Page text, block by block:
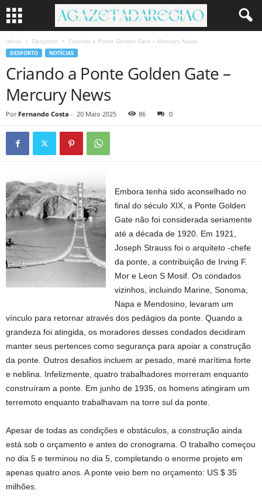
Início Desporto Criando a Ponte Golden Gate – Mercury News
DESPORTO NOTÍCIAS
Criando a Ponte Golden Gate –
Mercury News
Por Fernando Costa - 20 Maio 2025 86 0
Embora tenha sido aconselhado no
final do século XIX, a Ponte Golden
Gate não foi considerada seriamente
até a década de 1920. Em 1921,
Joseph Strauss foi o arquiteto -chefe
da ponte, a contribuição de Irving F.
Mor e Leon S Mosif. Os condados
vizinhos, incluindo Marine, Sonoma,
Napa e Mendosino, levaram um
vínculo para retornar através dos pedágios da ponte. Quando a
grandeza foi atingida, os moradores desses condados decidiram
manter seus pertences como segurança para apoiar a construção
da ponte. Outros desafios incluem ar pesado, maré marítima forte
e neblina. Infelizmente, quatro trabalhadores morreram enquanto
construíram a ponte. Em junho de 1935, os homens atingiram um
terremoto enquanto trabalhavam na torre sul da ponte.
Apesar de todas as condições e obstáculos, a construção ainda
está sob o orçamento e antes do cronograma. O trabalho começou
no dia 5 e terminou no dia 5, completando o enorme projeto em
apenas quatro anos. A ponte veio bem no orçamento: US $ 35
milhões.